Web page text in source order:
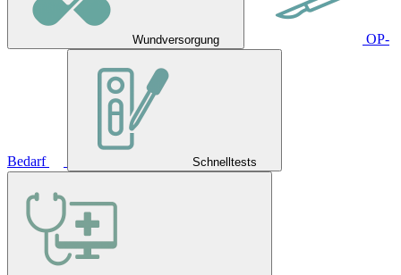
Wundversorgung OP-
Bedarf Schnelltests